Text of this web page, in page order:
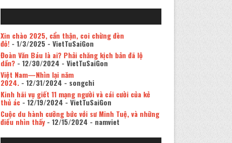
Xin chào 2025, cẩn thận, coi chừng đèn
đỏ!- 1/3/2025 - VietTuSaiGon
Đoàn Văn Báu là ai? Phải chăng kịch bản đã lộ
dần?- 12/30/2024 - VietTuSaiGon
Việt Nam—Nhìn lại năm
2024.- 12/31/2024 - songchi
Kinh hãi vụ giết 11 mạng người và cái cười của kẻ
thủ ác- 12/19/2024 - VietTuSaiGon
Cuộc du hành cưỡng bức với sư Minh Tuệ, và những
điều nhìn thấy- 12/15/2024 - namviet